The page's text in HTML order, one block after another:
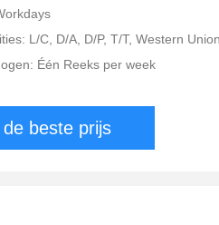
L/C, D/A, D/P, T/T, Western
Één Reeks per week
beste prijs